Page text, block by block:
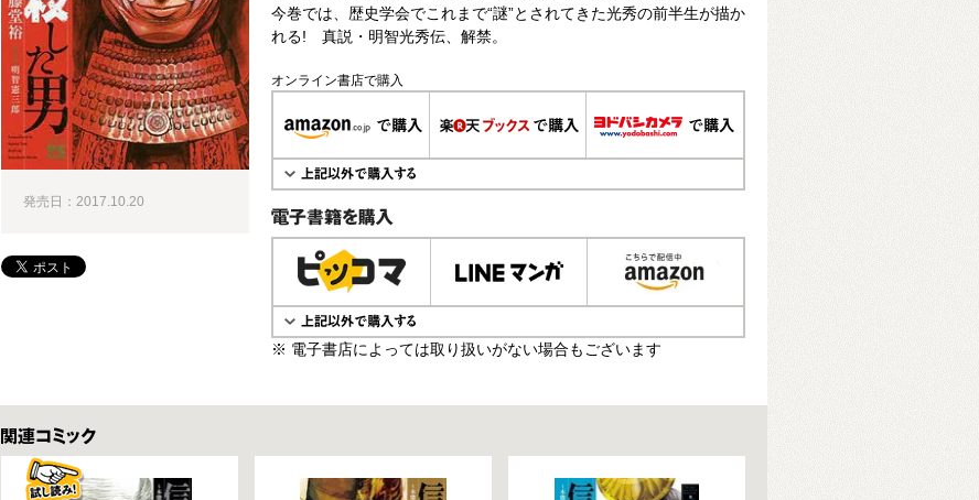
今巻では、歴史学会でこれまで“謎”とされてきた光秀の前半生が描か
れる! 真説・明智光秀伝、解禁。
オンライン書店で購入
電子書籍で購入
※ 電子書店によっては取り扱いがない場合もございます
発売日：2017.10.20
関連コミックス